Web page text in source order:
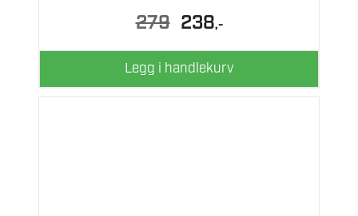
279
Opprinnelig
pris
var:
279.
238Nåværende
pris
er:
238.
,-
Legg i handlekurv